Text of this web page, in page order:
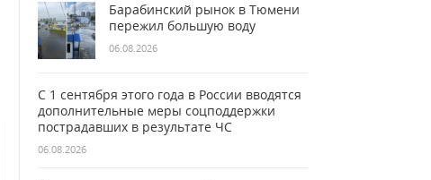
Барабинский рынок в Тюмени
пережил большую воду
06.08.2026
С 1 сентября этого года в России вводятся
дополнительные меры соцподдержки
пострадавших в результате ЧС
06.08.2026